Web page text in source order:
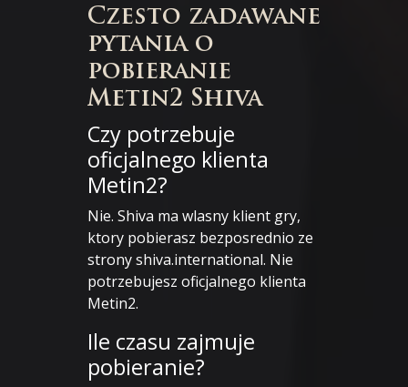
Czesto zadawane
pytania o
pobieranie
Metin2 Shiva
Czy potrzebuje
oficjalnego klienta
Metin2?
Nie. Shiva ma wlasny klient gry,
ktory pobierasz bezposrednio ze
strony shiva.international. Nie
potrzebujesz oficjalnego klienta
Metin2.
Ile czasu zajmuje
pobieranie?